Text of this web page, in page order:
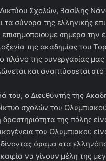
Σχολών, Βασίλης
τα σύνορα της ελληνικής
σήμερα την
της ακαδημίας του
πλάνο της συνεργασίας
και αναπτύσσεται
του, ο Διευθυντής της
σχολών του
της πόλης
του Ολυμπιακού
όραμα στα
να γίνουν μέλη της